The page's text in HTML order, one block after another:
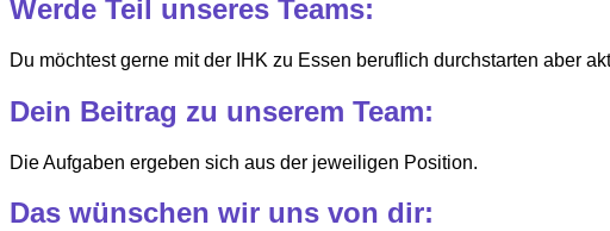
Werde Teil unseres Teams:
Du möchtest gerne mit der IHK zu Essen beruflich durchstarten aber
Dein Beitrag zu unserem Team:
Die Aufgaben ergeben sich aus der jeweiligen Position.
Das wünschen wir uns von dir: